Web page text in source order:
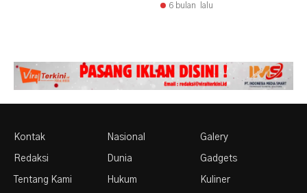
6 bulan lalu
Kontak
Redaksi
Tentang Kami
Nasional
Dunia
Hukum
Galery
Gadgets
Kuliner